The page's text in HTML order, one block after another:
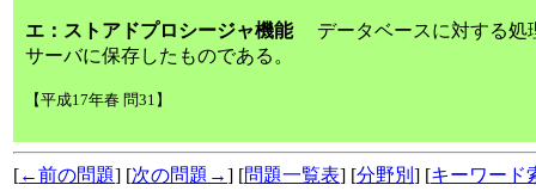
エ：ストアドプロシージャ機能データベースに対する処
サーバに保存したものである。
【平成17年春 問31】
[←前の問題] [次の問題→] [問題一覧表] [分野別 ] [キーワード